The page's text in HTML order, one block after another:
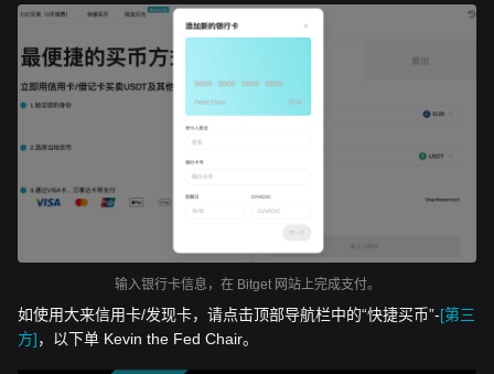
输入银行卡信息，在 Bitget 网站上完成支付。
如使用大来信用卡/发现卡，请点击顶部导航栏中的“快捷买币”-[第三
方]，以下单 Kevin the Fed Chair。